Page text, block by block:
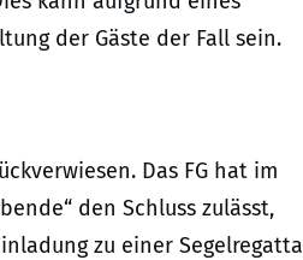
der Gäste der Fall sein.
Das FG hat im
den Schluss zulässt,
zu einer Segelregatta